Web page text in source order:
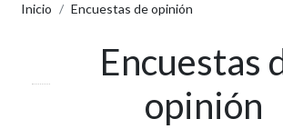
Inicio Encuestas de opinión
Encuestas
opinión